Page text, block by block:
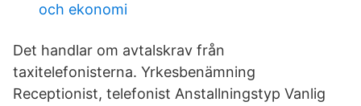
och ekonomi
Det handlar om avtalskrav från
taxitelefonisterna. Yrkesbenämning
Receptionist, telefonist Anstallningstyp Vanlig